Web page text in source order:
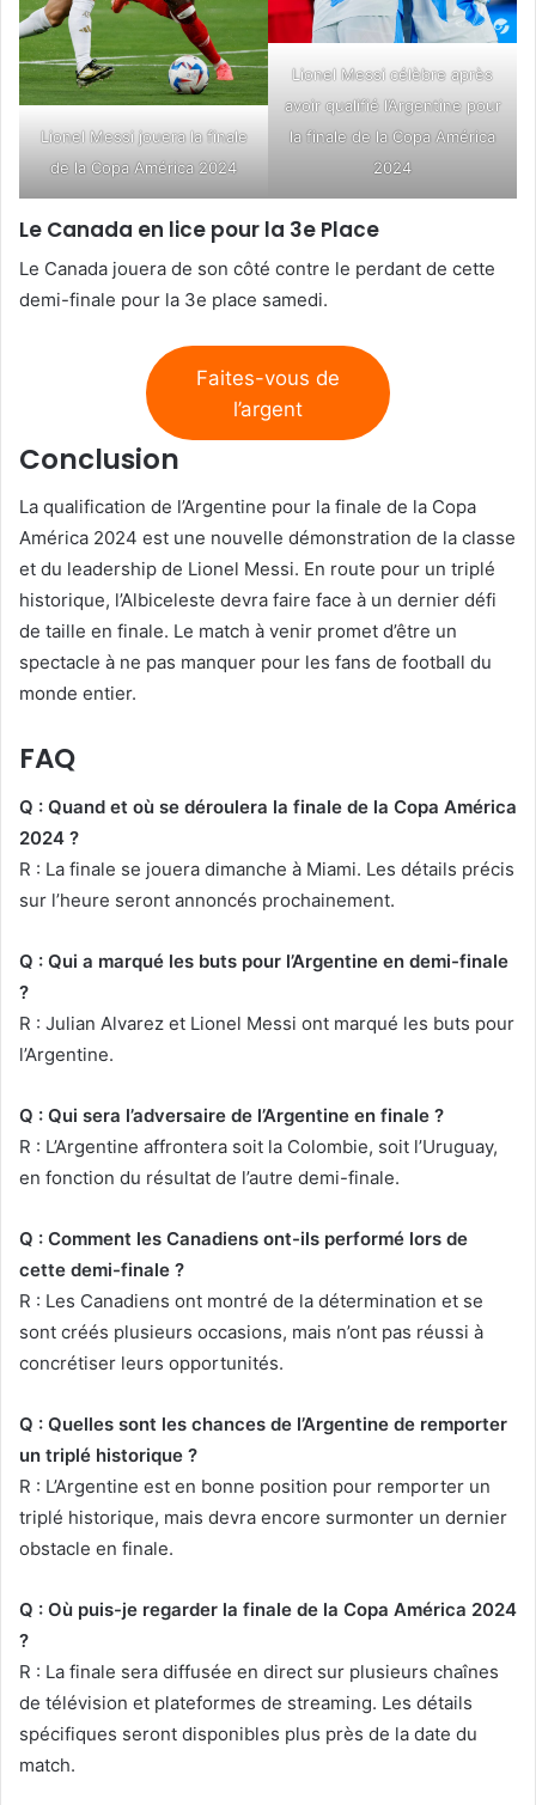
Lionel Messi jouera la finale
de la Copa América 2024
Lionel Messi célèbre après
avoir qualifié l’Argentine pour
la finale de la Copa América
2024
Le Canada en lice pour la 3e Place
Le Canada jouera de son côté contre le perdant de cette
demi-finale pour la 3e place samedi.
Faites-vous de
l’argent
Conclusion
La qualification de l’Argentine pour la finale de la Copa
América 2024 est une nouvelle démonstration de la classe
et du leadership de Lionel Messi. En route pour un triplé
historique, l’Albiceleste devra faire face à un dernier défi
de taille en finale. Le match à venir promet d’être un
spectacle à ne pas manquer pour les fans de football du
monde entier.
FAQ
Q : Quand et où se déroulera la finale de la Copa América
2024 ?
R : La finale se jouera dimanche à Miami. Les détails précis
sur l’heure seront annoncés prochainement.
Q : Qui a marqué les buts pour l’Argentine en demi-finale
?
R : Julian Alvarez et Lionel Messi ont marqué les buts pour
l’Argentine.
Q : Qui sera l’adversaire de l’Argentine en finale ?
R : L’Argentine affrontera soit la Colombie, soit l’Uruguay,
en fonction du résultat de l’autre demi-finale.
Q : Comment les Canadiens ont-ils performé lors de
cette demi-finale ?
R : Les Canadiens ont montré de la détermination et se
sont créés plusieurs occasions, mais n’ont pas réussi à
concrétiser leurs opportunités.
Q : Quelles sont les chances de l’Argentine de remporter
un triplé historique ?
R : L’Argentine est en bonne position pour remporter un
triplé historique, mais devra encore surmonter un dernier
obstacle en finale.
Q : Où puis-je regarder la finale de la Copa América 2024
?
R : La finale sera diffusée en direct sur plusieurs chaînes
de télévision et plateformes de streaming. Les détails
spécifiques seront disponibles plus près de la date du
match.